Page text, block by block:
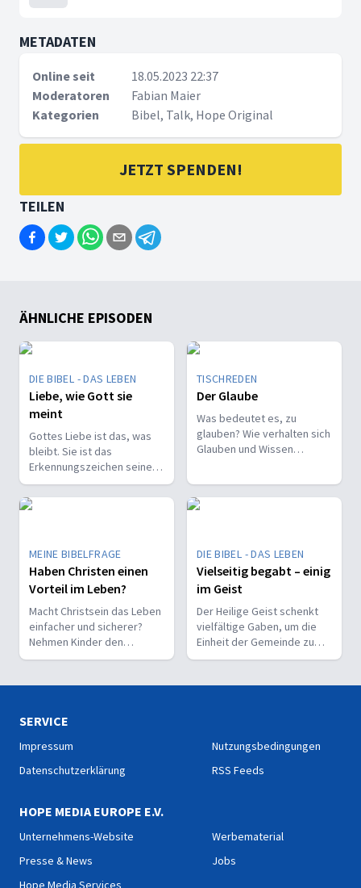
METADATEN
Online seit
18.05.2023 22:37
Moderatoren
Fabian Maier
Kategorien
Bibel, Talk, Hope Original
JETZT SPENDEN!
TEILEN
ÄHNLICHE EPISODEN
DIE BIBEL - DAS LEBEN
Liebe, wie Gott sie
meint
Gottes Liebe ist das, was
bleibt. Sie ist das
Erkennungszeichen seiner
Kinder und trägt, wenn alles
andere vergeht.
TISCHREDEN
Der Glaube
Was bedeutet es, zu
glauben? Wie verhalten sich
Glauben und Wissen
Entscheidung?
MEINE BIBELFRAGE
Haben Christen einen
Vorteil im Leben?
Macht Christsein das Leben
einfacher und sicherer?
Nehmen Kinder den
Glauben leichter an als
DIE BIBEL - DAS LEBEN
Vielseitig begabt – einig
im Geist
Der Heilige Geist schenkt
vielfältige Gaben, um die
Einheit der Gemeinde zu
stärken und sie zu
Menschen zu bekennen.
SERVICE
Impressum
Datenschutzerklärung
Nutzungsbedingungen
RSS Feeds
HOPE MEDIA EUROPE E.V.
Unternehmens-Website
Presse & News
Hope Media Services
Werbematerial
Jobs